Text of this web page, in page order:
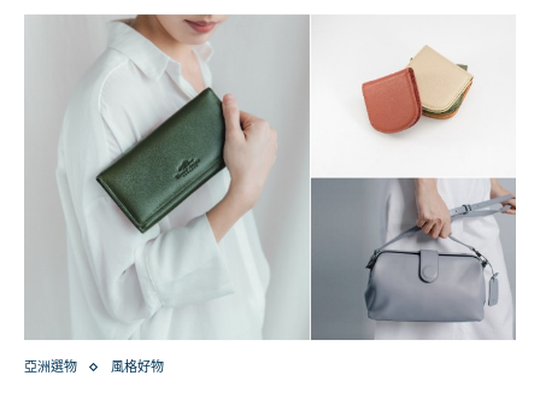
亞洲選物 風格好物